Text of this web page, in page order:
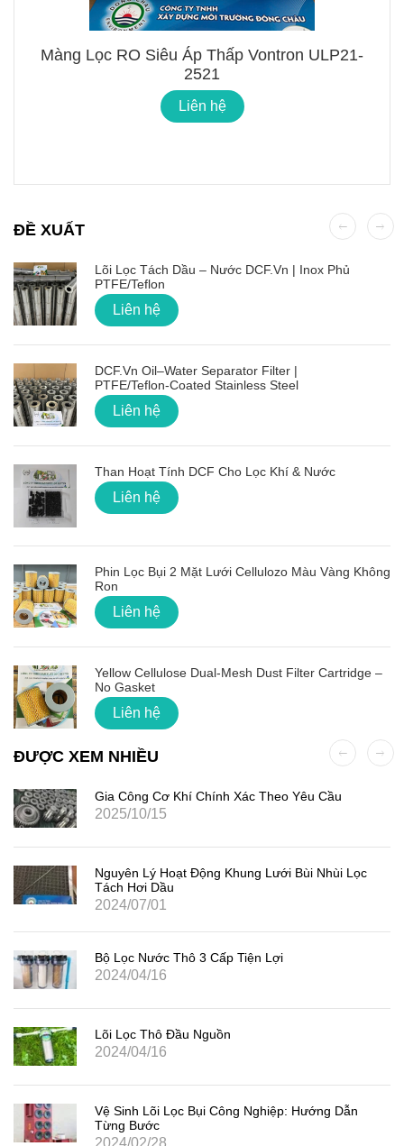
Màng Lọc RO Siêu Áp Thấp Vontron ULP21-
2521
Liên hệ
ĐỀ XUẤT
Lõi Lọc Tách Dầu – Nước DCF.vn | Inox Phủ
PTFE/Teflon
Liên hệ
DCF.vn Oil–Water Separator Filter |
PTFE/Teflon‑Coated Stainless Steel
Liên hệ
Than Hoạt Tính DCF Cho Lọc Khí & Nước
Liên hệ
Phin Lọc Bụi 2 Mặt Lưới Cellulozo Màu Vàng Không
Ron
Liên hệ
Yellow Cellulose Dual-Mesh Dust Filter Cartridge –
No Gasket
Liên hệ
ĐƯỢC XEM NHIỀU
Gia Công Cơ Khí Chính Xác Theo Yêu Cầu
2025/10/15
Nguyên Lý Hoạt Động Khung Lưới Bùi Nhùi Lọc
Tách Hơi Dầu
2024/07/01
Bộ Lọc Nước Thô 3 Cấp Tiện Lợi
2024/04/16
Lõi Lọc Thô Đầu Nguồn
2024/04/16
Vệ Sinh Lõi Lọc Bụi Công Nghiệp: Hướng Dẫn
Từng Bước
2024/02/28